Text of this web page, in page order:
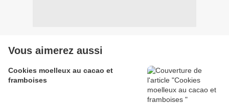
Vous aimerez aussi
Cookies moelleux au cacao et
framboises